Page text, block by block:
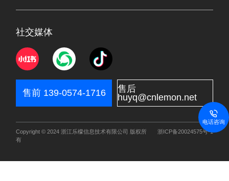
电话咨询
社交媒体
售前 139-0574-1716
售后
huyq@cnlemon.net
Copyright © 2024 浙江乐檬信息技术有限公司 版权所
有
浙ICP备20024575号-1